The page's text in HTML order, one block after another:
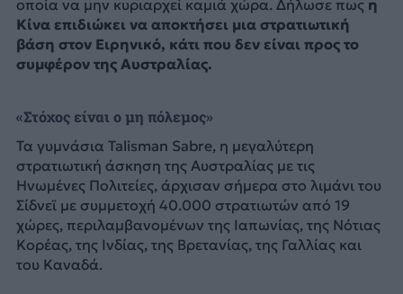
οποία να μην κυριαρχεί καμιά χώρα. Δήλωσε πως η
Κίνα επιδιώκει να αποκτήσει μια στρατιωτική
βάση στον Ειρηνικό, κάτι που δεν είναι προς το
συμφέρον της Αυστραλίας.
«Στόχος είναι ο μη πόλεμος»
Τα γυμνάσια Talisman Sabre, η μεγαλύτερη
στρατιωτική άσκηση της Αυστραλίας με τις
Ηνωμένες Πολιτείες, άρχισαν σήμερα στο λιμάνι του
Σίδνεϊ με συμμετοχή 40.000 στρατιωτών από 19
χώρες, περιλαμβανομένων της Ιαπωνίας, της Νότιας
Κορέας, της Ινδίας, της Βρετανίας, της Γαλλίας και
του Καναδά.